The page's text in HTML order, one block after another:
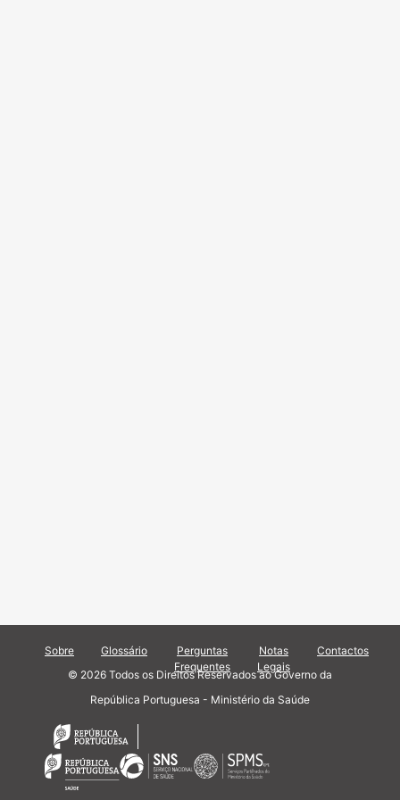
Sobre Glossário
Perguntas
Frequentes
Notas
Legais
Contactos
© 2026 Todos os Direitos Reservados ao Governo da
República Portuguesa - Ministério da Saúde